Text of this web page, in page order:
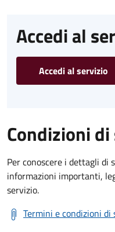
Accedi al
Accedi al servizio
Condizioni
Per conoscere i dettagli di
informazioni importanti,
servizio.
Termini e condizioni di